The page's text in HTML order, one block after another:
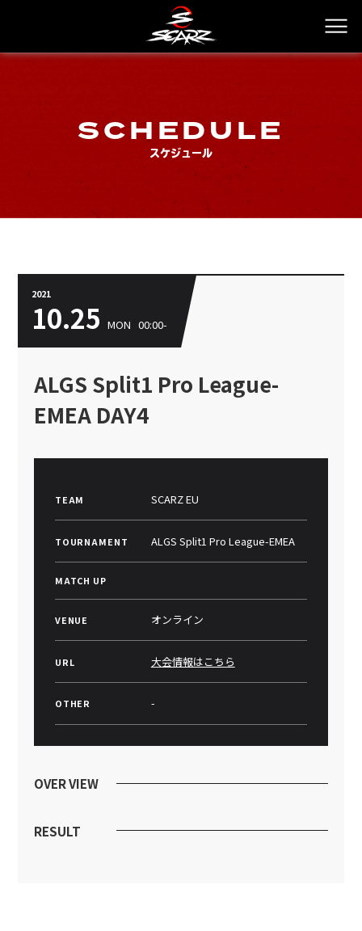
SCHEDULE
スケジュール
2021
10.25 MON 00:00-
ALGS Split1 Pro League-
EMEA DAY4
TEAM SCARZ EU
TOURNAMENT ALGS Split1 Pro League-EMEA
MATCH UP
VENUE オンライン
URL 大会情報はこちら
OTHER -
OVER VIEW
RESULT